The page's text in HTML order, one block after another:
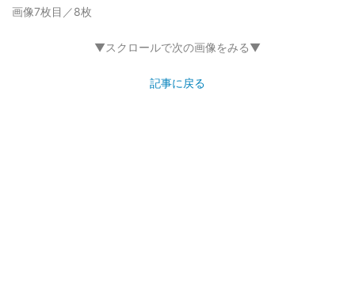
画像7枚目／8枚
▼スクロールで次の画像をみる▼
記事に戻る